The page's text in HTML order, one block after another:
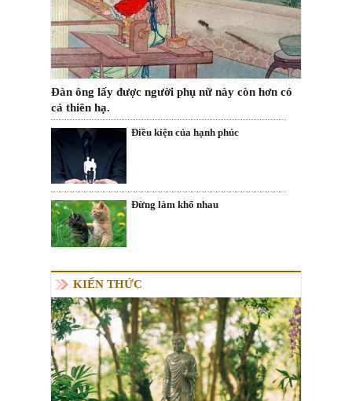
Đàn ông lấy được người phụ nữ này còn hơn có
cả thiên hạ.
Điều kiện của hạnh phúc
Đừng làm khổ nhau
KIẾN THỨC